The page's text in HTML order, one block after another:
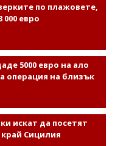
по плажовете,
000 евро
5000 евро на ало
операция на близък
искат да посетят
Сицилия